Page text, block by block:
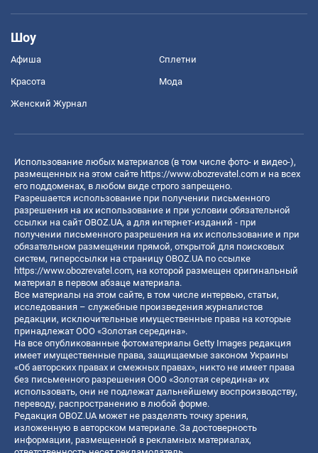
Шоу
Афиша Сплетни
Красота Мода
Женский Журнал
Использование любых материалов (в том числе фото- и видео-),
размещенных на этом сайте https://www.obozrevatel.com и на всех
его поддоменах, в любом виде строго запрещено.
Разрешается использование при получении письменного
разрешения на их использование и при условии обязательной
ссылки на сайт OBOZ.UA, а для интернет-изданий - при
получении письменного разрешения на их использование и при
обязательном размещении прямой, открытой для поисковых
систем, гиперссылки на страницу OBOZ.UA по ссылке
https://www.obozrevatel.com, на которой размещен оригинальный
материал в первом абзаце материала.
Все материалы на этом сайте, в том числе интервью, статьи,
исследования – служебные произведения журналистов
редакции, исключительные имущественные права на которые
принадлежат ООО «Золотая середина».
На все опубликованные фотоматериалы Getty Images редакция
имеет имущественные права, защищаемые законом Украины
«Об авторских правах и смежных правах», никто не имеет права
без письменного разрешения ООО «Золотая середина» их
использовать, они не подлежат дальнейшему воспроизводству,
переводу, распространению в любой форме.
Редакция OBOZ.UA может не разделять точку зрения,
изложенную в авторском материале. За достоверность
информации, размещенной в рекламных материалах,